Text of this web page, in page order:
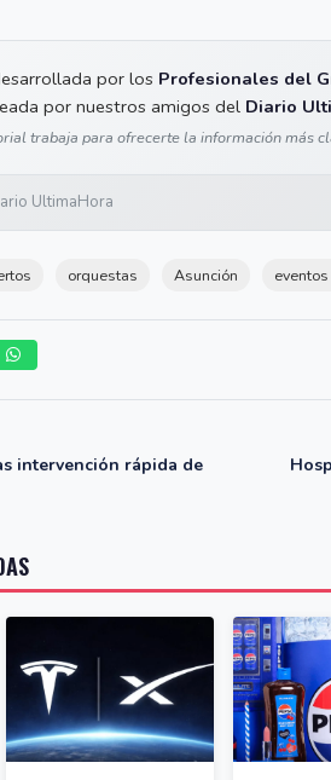
por los Profesionales del
por nuestros amigos del Diario
trabaja para ofrecerte la información más
UltimaHora
orquestas Asunción
intervención rápida de